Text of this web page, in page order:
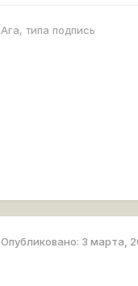
Ага, типа подпись
Опубликовано: 3 марта,